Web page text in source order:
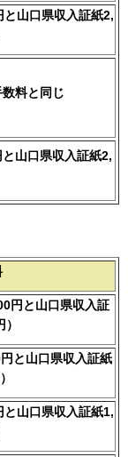
山口県収入証紙2,
数料と同じ
山口県収入証紙2,
円と山口県収入証
と山口県収入証紙
山口県収入証紙1,